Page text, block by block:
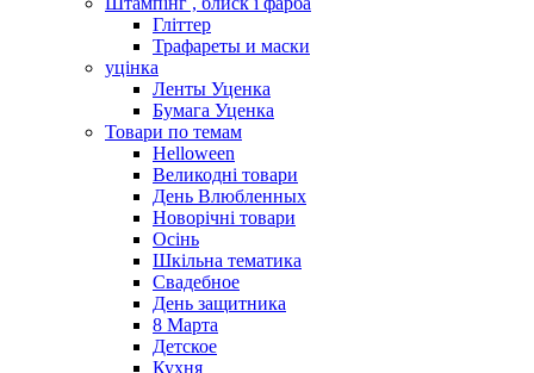
Гліттер
Трафареты и маски
уцінка
Ленты Уценка
Бумага Уценка
Товари по темам
Helloween
Великодні товари
День Влюбленных
Новорічні товари
Осінь
Шкільна тематика
Свадебное
День защитника
8 Марта
Детское
Кухня